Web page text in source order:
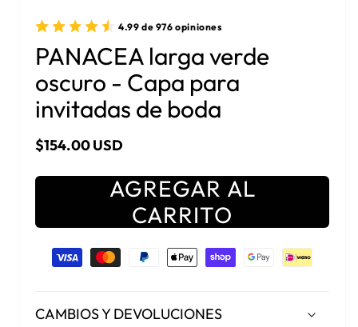
4.99 de 976 opiniones
PANACEA larga verde
oscuro - Capa para
invitadas de boda
Precio habitual
$154.00 USD
AGREGAR AL
CARRITO
Formas de pago
CAMBIOS Y DEVOLUCIONES